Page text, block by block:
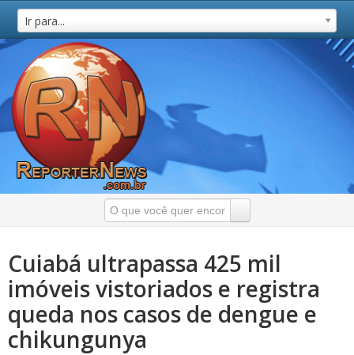
Ir para...
Cuiabá ultrapassa 425 mil
imóveis vistoriados e registra
queda nos casos de dengue e
chikungunya